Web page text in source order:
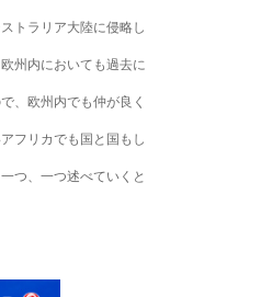
トラリア大陸に侵略し
州内においても過去に
、欧州内でも仲が良く
フリカでも国と国もし
つ、一つ述べていくと